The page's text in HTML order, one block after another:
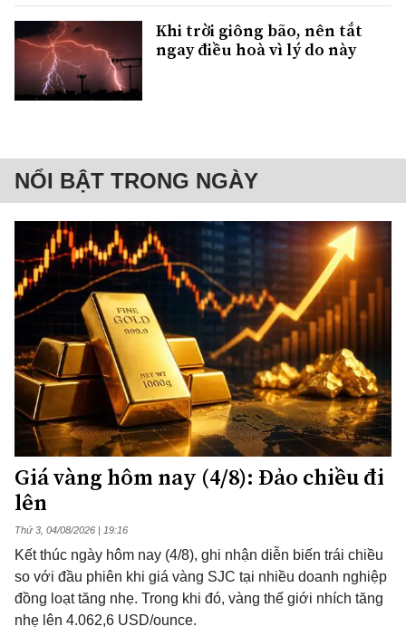
Khi trời giông bão, nên tắt
ngay điều hoà vì lý do này
NỔI BẬT TRONG NGÀY
Giá vàng hôm nay (4/8): Đảo chiều đi
lên
Thứ 3, 04/08/2026 | 19:16
Kết thúc ngày hôm nay (4/8), ghi nhận diễn biến trái chiều
so với đầu phiên khi giá vàng SJC tại nhiều doanh nghiệp
đồng loạt tăng nhẹ. Trong khi đó, vàng thế giới nhích tăng
nhẹ lên 4.062,6 USD/ounce.